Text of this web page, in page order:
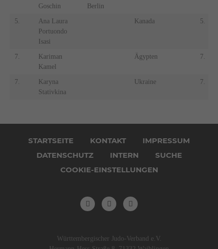
Goschin
Berlin
5.
Ana Laura
Portuondo
Isasi
Kanada 5.
7.
Kariman
Kamel
Ägypten 7.
7.
Karyna
Stativkina
Ukraine 7.
überspringenSTARTSEITE KONTAKT
IMPRESSUM
DATENSCHUTZ
INTERN
SUCHE
COOKIE-EINSTELLUNGEN
Württembergischer Judo-Verband e.V.